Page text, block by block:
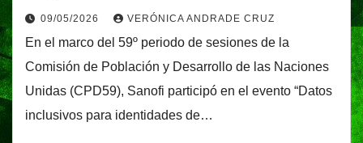
09/05/2026 VERÓNICA ANDRADE CRUZ
En el marco del 59º periodo de sesiones de la
Comisión de Población y Desarrollo de las Naciones
Unidas (CPD59), Sanofi participó en el evento “Datos
inclusivos para identidades de…